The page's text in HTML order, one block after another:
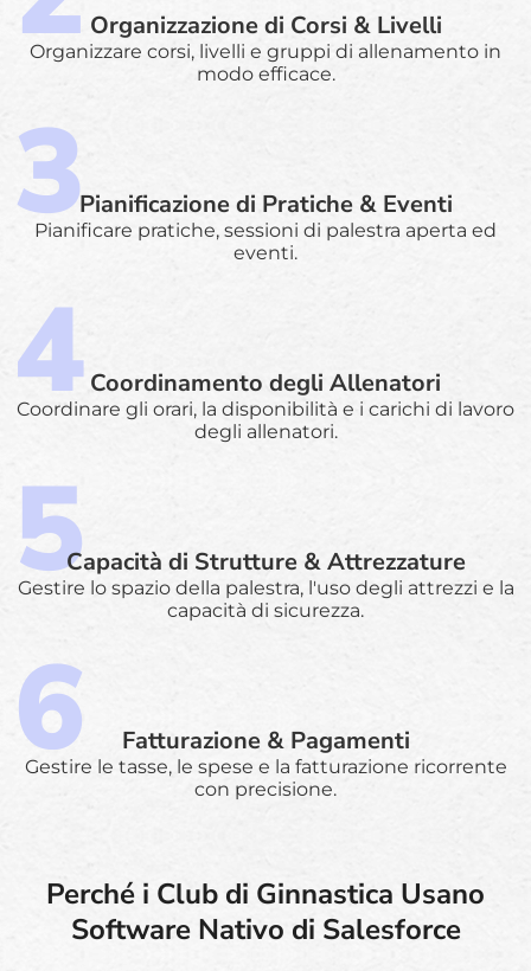
Organizzazione di Corsi & Livelli
Organizzare corsi, livelli e gruppi di allenamento in
modo efficace.
Pianificazione di Pratiche & Eventi
Pianificare pratiche, sessioni di palestra aperta ed
eventi.
Coordinamento degli Allenatori
Coordinare gli orari, la disponibilità e i carichi di lavoro
degli allenatori.
Capacità di Strutture & Attrezzature
Gestire lo spazio della palestra, l'uso degli attrezzi e la
capacità di sicurezza.
Fatturazione & Pagamenti
Gestire le tasse, le spese e la fatturazione ricorrente
con precisione.
Perché i Club di Ginnastica Usano
Software Nativo di Salesforce